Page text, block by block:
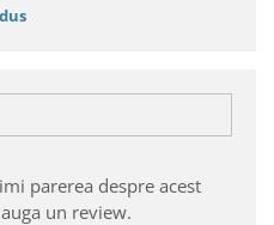
parerea despre acest
un review.